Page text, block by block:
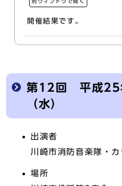
別ウィンドウで開く
開催結果です。
第12回 平成25
（水）
出演者
川崎市消防音楽隊・
場所